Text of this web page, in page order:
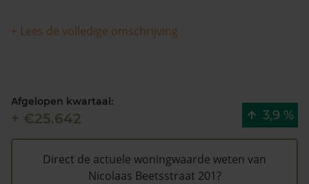
Dit appartement heeft geen herleidbare
koopsominformatie en is nagenoeg gelijk gebleven in
De gemeentelijke WOZ waarde van Nicolaas
Beetsstraat 201 is €459.000 (2020). Volgens
Kadasterdata is de kans laag dat deze waarde te hoog
is en dat er bespaard zou kunnen worden op de
gemeentelijke belastingen. Met het gratis WOZ alarm
+ Lees de volledige omschrijving
Afgelopen kwartaal:
+ €25.642 3,9 %
Direct de actuele woningwaarde weten van
Nicolaas Beetsstraat 201?